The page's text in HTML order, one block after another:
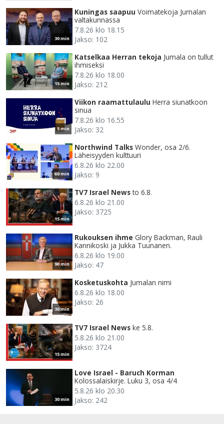
30 min
Kuningas saapuu Voimatekoja Jumalan
valtakunnassa
7.8.26 klo 18.15
Jakso: 102
15 min
Katselkaa Herran tekoja Jumala on tullut
ihmiseksi
7.8.26 klo 18.00
Jakso: 212
5 min
Viikon raamattulaulu Herra siunatkoon
sinua
7.8.26 klo 16.55
Jakso: 32
60 min
Northwind Talks Wonder, osa 2/6.
Läheisyyden kulttuuri
6.8.26 klo 22.00
Jakso: 9
15 min
TV7 Israel News to 6.8.
6.8.26 klo 21.00
Jakso: 3725
90 min
Rukouksen ihme Glory Backman, Rauli
Kannikoski ja Jukka Tuunanen.
6.8.26 klo 19.00
Jakso: 47
30 min
Kosketuskohta Jumalan nimi
6.8.26 klo 18.00
Jakso: 26
15 min
TV7 Israel News ke 5.8.
5.8.26 klo 21.00
Jakso: 3724
30 min
Love Israel - Baruch Korman
Kolossalaiskirje. Luku 3, osa 4/4
5.8.26 klo 20.30
Jakso: 242